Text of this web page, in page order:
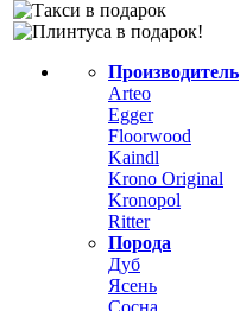
Производитель
Arteo
Egger
Floorwood
Kaindl
Krono Original
Kronopol
Ritter
Порода
Дуб
Ясень
Сосна